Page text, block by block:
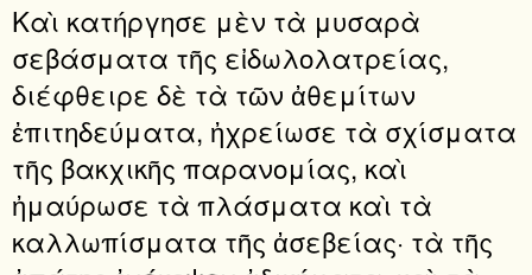
Καὶ κατήργησε μὲν τὰ μυσαρὰ
σεβάσματα τῆς εἰδωλολατρείας,
διέφθειρε δὲ τὰ τῶν ἀθεμίτων
ἐπιτηδεύματα, ἠχρείωσε τὰ σχίσματα
τῆς βακχικῆς παρανομίας, καὶ
ἠμαύρωσε τὰ πλάσματα καὶ τὰ
καλλωπίσματα τῆς ἀσεβείας· τὰ τῆς